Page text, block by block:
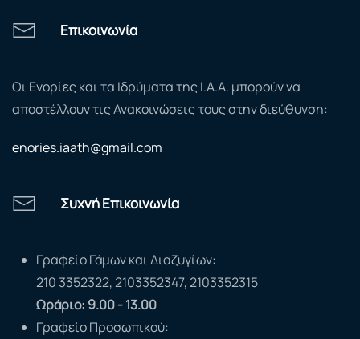
Επικοινωνία
Οι Ενορίες και τα Ιδρύματα της Ι.Α.Α. μπορούν να
αποστέλλουν τις Ανακοινώσεις τους στην διεύθυνση:
enories.iaath@gmail.com
Συχνή Επικοινωνία
Γραφείο Γάμων και Διαζυγίων:
210 3352322, 2103352347, 2103352315
Ωράριο: 9.00 - 13.00
Γραφείο Προσωπικού: